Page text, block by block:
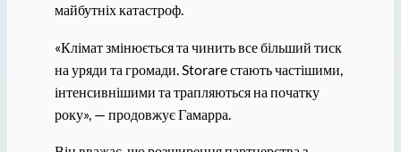
майбутніх катастроф.
«Клімат змінюється та чинить все більший тиск
на уряди та громади. Storare стають частішими,
інтенсивнішими та трапляються на початку
року», — продовжує Гамарра.